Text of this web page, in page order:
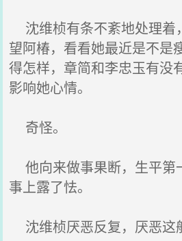
沈维桢有条不紊地处理着
望阿椿，看看她最近是不是
得怎样，章简和李忠玉有没
影响她心情。
奇怪。
他向来做事果断，生平第
事上露了怯。
沈维桢厌恶反复，厌恶这